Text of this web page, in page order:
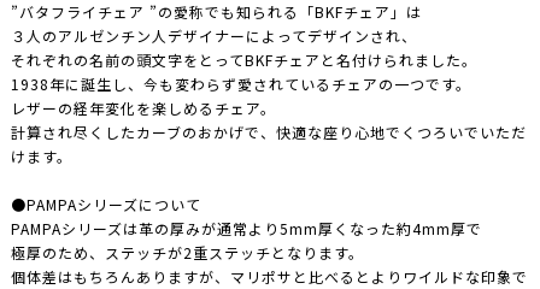
”バタフライチェア ”の愛称でも知られる「BKFチェア」は
３人のアルゼンチン人デザイナーによってデザインされ、
それぞれの名前の頭文字をとってBKFチェアと名付けられました。
1938年に誕生し、今も変わらず愛されているチェアの一つです。
レザーの経年変化を楽しめるチェア。
計算され尽くしたカーブのおかげで、快適な座り心地でくつろいでいただ
けます。
●PAMPAシリーズについて
PAMPAシリーズは革の厚みが通常より5mm厚くなった約4mm厚で
極厚のため、ステッチが2重ステッチとなります。
個体差はもちろんありますが、マリポサと比べるとよりワイルドな印象で